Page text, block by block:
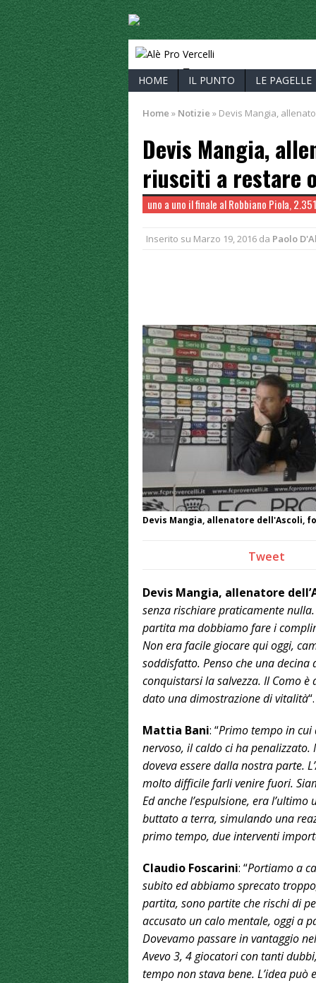
ALÈ PRO
HOME IL PUNTO LE PAGELLE
Home » Notizie » Devis Mangia,
Devis Mangia,
riusciti a restare
uno a uno il finale al Robbiano Piola,
Inserito su Marzo 19, 2016 da Paolo
Devis Mangia, allenatore dell'Ascoli,
Tweet
Devis Mangia, allenatore
senza rischiare praticamente
partita ma dobbiamo fare i
Non era facile giocare qui oggi,
soddisfatto. Penso che una
conquistarsi la salvezza. Il Como
dato una dimostrazione di vitalità“.
Mattia Bani: “Primo tempo in
nervoso, il caldo ci ha penalizzato.
doveva essere dalla nostra parte.
molto difficile farli venire fuori.
Ed anche l’espulsione, era
buttato a terra, simulando una
primo tempo, due interventi
Claudio Foscarini: “Portiamo a
subito ed abbiamo sprecato
partita, sono partite che rischi di
accusato un calo mentale, oggi a
Dovevamo passare in vantaggio
Avevo 3, 4 giocatori con tanti
tempo non stava bene. L’idea